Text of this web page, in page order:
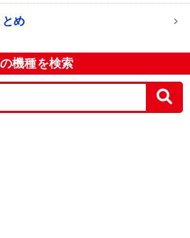
め
機種を検索